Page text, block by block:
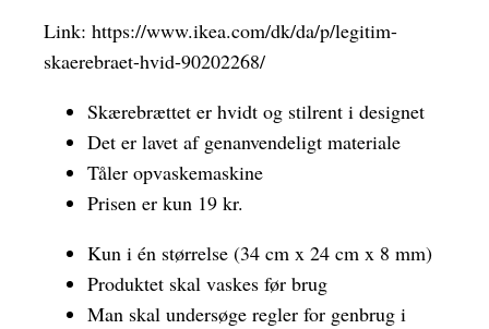
Link: https://www.ikea.com/dk/da/p/legitim-
skaerebraet-hvid-90202268/
Skærebrættet er hvidt og stilrent i designet
Det er lavet af genanvendeligt materiale
Tåler opvaskemaskine
Prisen er kun 19 kr.
Kun i én størrelse (34 cm x 24 cm x 8 mm)
Produktet skal vaskes før brug
Man skal undersøge regler for genbrug i